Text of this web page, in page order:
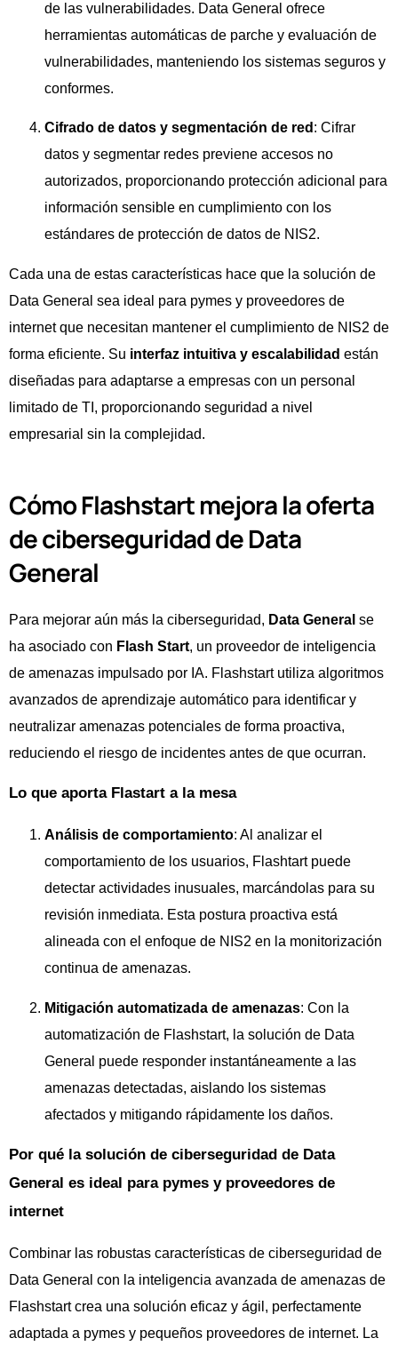
de las vulnerabilidades. Data General ofrece
herramientas automáticas de parche y evaluación de
vulnerabilidades, manteniendo los sistemas seguros y
conformes.
Cifrado de datos y segmentación de red : Cifrar
datos y segmentar redes previene accesos no
autorizados, proporcionando protección adicional para
información sensible en cumplimiento con los
estándares de protección de datos de NIS2.
Cada una de estas características hace que la solución de
Data General sea ideal para pymes y proveedores de
internet que necesitan mantener el cumplimiento de NIS2 de
forma eficiente. Su interfaz intuitiva y escalabilidad están
diseñadas para adaptarse a empresas con un personal
limitado de TI, proporcionando seguridad a nivel
empresarial sin la complejidad.
Cómo Flashstart mejora la oferta
de ciberseguridad de Data
General
Para mejorar aún más la ciberseguridad, Data General se
ha asociado con Flash Start, un proveedor de inteligencia
de amenazas impulsado por IA. Flashstart utiliza algoritmos
avanzados de aprendizaje automático para identificar y
neutralizar amenazas potenciales de forma proactiva,
reduciendo el riesgo de incidentes antes de que ocurran.
Lo que aporta Flastart a la mesa
Análisis de comportamiento: Al analizar el
comportamiento de los usuarios, Flashtart puede
detectar actividades inusuales, marcándolas para su
revisión inmediata. Esta postura proactiva está
alineada con el enfoque de NIS2 en la monitorización
continua de amenazas.
Mitigación automatizada de amenazas: Con la
automatización de Flashstart, la solución de Data
General puede responder instantáneamente a las
amenazas detectadas, aislando los sistemas
afectados y mitigando rápidamente los daños.
Por qué la solución de ciberseguridad de Data
General es ideal para pymes y proveedores de
internet
Combinar las robustas características de ciberseguridad de
Data General con la inteligencia avanzada de amenazas de
Flashstart crea una solución eficaz y ágil, perfectamente
adaptada a pymes y pequeños proveedores de internet. La